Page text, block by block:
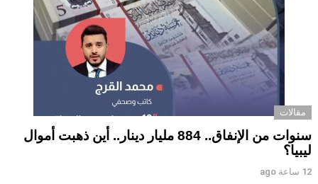
مقالات
سنوات من الإنفاق.. 884 مليار دينار.. أين ذهبت أموال
ليبيا؟
12 ساعة ago